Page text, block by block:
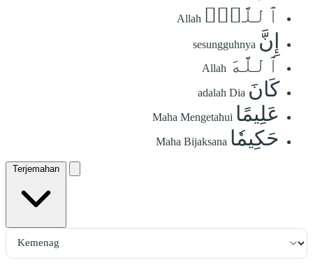
ٱللَّهِۗ Allah
إِنَّ sesungguhnya
ٱللَّهَ Allah
كَانَ adalah Dia
عَلِيمًا Maha Mengetahui
حَكِيمٗا Maha Bijaksana
Terjemahan